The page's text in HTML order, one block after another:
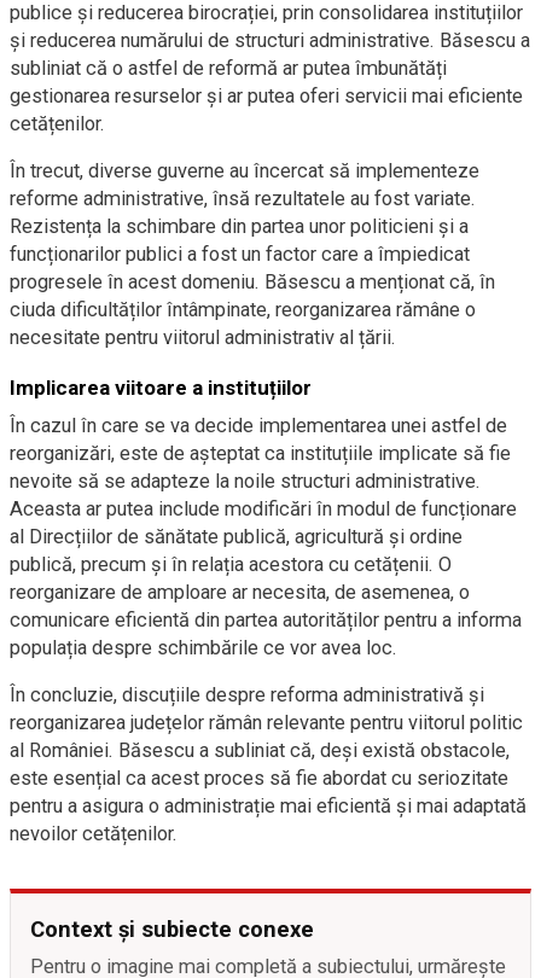
publice și reducerea birocrației, prin consolidarea instituțiilor
și reducerea numărului de structuri administrative. Băsescu a
subliniat că o astfel de reformă ar putea îmbunătăți
gestionarea resurselor și ar putea oferi servicii mai eficiente
cetățenilor.
În trecut, diverse guverne au încercat să implementeze
reforme administrative, însă rezultatele au fost variate.
Rezistența la schimbare din partea unor politicieni și a
funcționarilor publici a fost un factor care a împiedicat
progresele în acest domeniu. Băsescu a menționat că, în
ciuda dificultăților întâmpinate, reorganizarea rămâne o
necesitate pentru viitorul administrativ al țării.
Implicarea viitoare a instituțiilor
În cazul în care se va decide implementarea unei astfel de
reorganizări, este de așteptat ca instituțiile implicate să fie
nevoite să se adapteze la noile structuri administrative.
Aceasta ar putea include modificări în modul de funcționare
al Direcțiilor de sănătate publică, agricultură și ordine
publică, precum și în relația acestora cu cetățenii. O
reorganizare de amploare ar necesita, de asemenea, o
comunicare eficientă din partea autorităților pentru a informa
populația despre schimbările ce vor avea loc.
În concluzie, discuțiile despre reforma administrativă și
reorganizarea județelor rămân relevante pentru viitorul politic
al României. Băsescu a subliniat că, deși există obstacole,
este esențial ca acest proces să fie abordat cu seriozitate
pentru a asigura o administrație mai eficientă și mai adaptată
nevoilor cetățenilor.
Context și subiecte conexe
Pentru o imagine mai completă a subiectului, urmărește